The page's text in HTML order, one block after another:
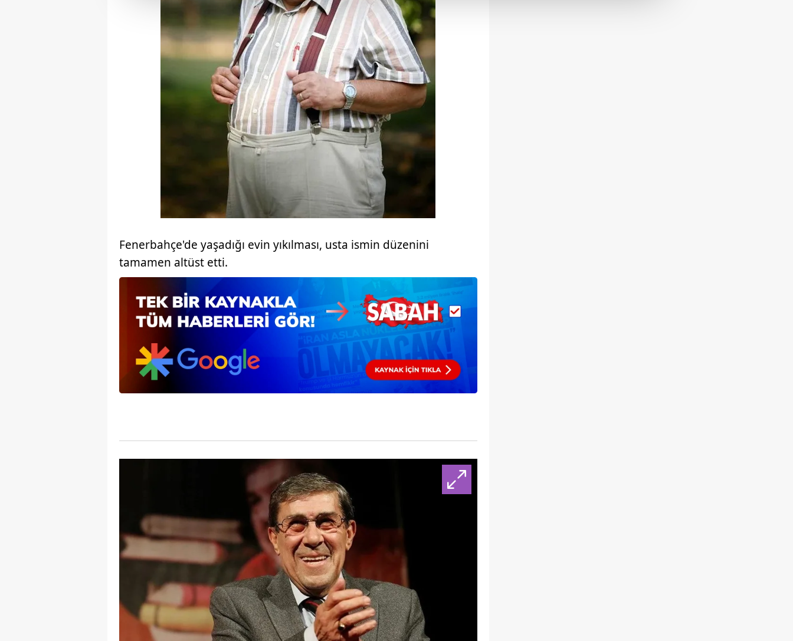
çerezler vasıtasıyla çeşitli kişisel verileriniz işlenmekte olup gerekli olan çerezler bilgi toplumu hizmetlerinin sunulması
amacıyla kullanılmaktadır. Diğer çerezler, sitemizin daha işlevsel kılınması ve kişiselleştirilmesi ve sizlere yönelik
reklam/pazarlama faaliyetlerinin yapılması, amaçlarıyla sınırlı olarak açık rızanız dahilinde kullanılacaktır.
Çerezlere ilişkin tercihlerinizi aşağıda yer alan panel vasıtasıyla belirleyebilirsiniz. Çerezlere ilişkin detaylı bilgi için Ayarlar
butonuna tıklayabilir,Çerez Bilgilendirme Metnimiziziyaret edebilirsiniz.
6698 sayılı Kişisel Verilerin Korunması Kanunu uyarınca hazırlanmış Aydınlatma Metnimizi okumak ve sitemizde ilgili
mevzuata uygun olarak kullanılan çerezlerle ilgili bilgi almak için lütfen
Fenerbahçe'de yaşadığı evin yıkılması, usta ismin düzenini
tamamen altüst etti.